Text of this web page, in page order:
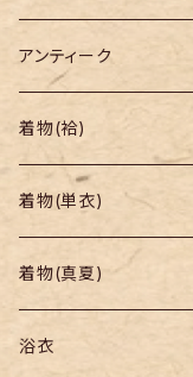
アンティーク
着物
帯
羽織り・道行
着物(袷)
小紋
色無地・江戸小紋
紬
着物(単衣)
着物(真夏)
浴衣